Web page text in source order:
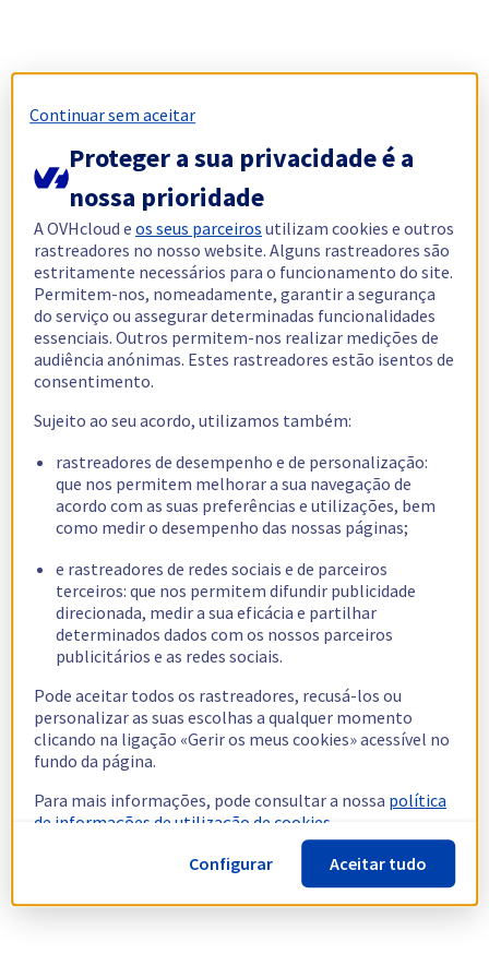
Continuar sem aceitar
Proteger a sua privacidade é a
nossa prioridade
A OVHcloud eos seus parceiros utilizam cookies e outros
rastreadores no nosso website. Alguns rastreadores são
estritamente necessários para o funcionamento do site.
Permitem-nos, nomeadamente, garantir a segurança
do serviço ou assegurar determinadas funcionalidades
essenciais. Outros permitem-nos realizar medições de
audiência anónimas. Estes rastreadores estão isentos de
consentimento.
Sujeito ao seu acordo, utilizamos também:
rastreadores de desempenho e de personalização:
que nos permitem melhorar a sua navegação de
acordo com as suas preferências e utilizações, bem
como medir o desempenho das nossas páginas;
e rastreadores de redes sociais e de parceiros
terceiros: que nos permitem difundir publicidade
direcionada, medir a sua eficácia e partilhar
determinados dados com os nossos parceiros
publicitários e as redes sociais.
Pode aceitar todos os rastreadores, recusá-los ou
personalizar as suas escolhas a qualquer momento
clicando na ligação «Gerir os meus cookies» acessível no
fundo da página.
Para mais informações, pode consultar a nossa política
de informações de utilização de cookies.
Configurar
Aceitar tudo